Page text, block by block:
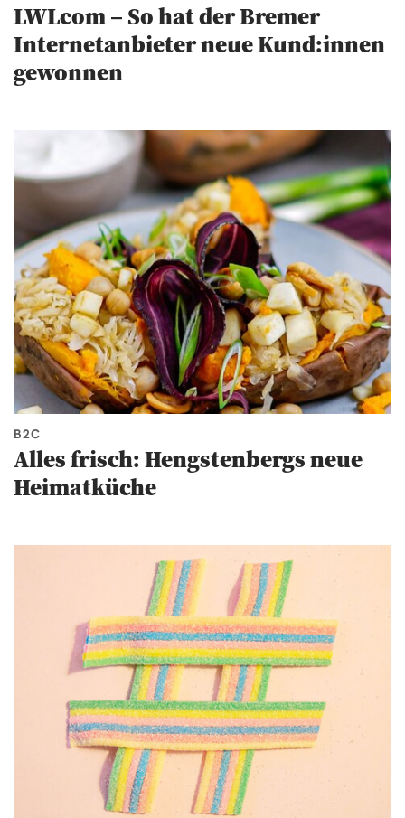
LWLcom – So hat der Bremer
Internetanbieter neue Kund:innen
gewonnen
B2C
Alles frisch: Hengstenbergs neue
Heimatküche